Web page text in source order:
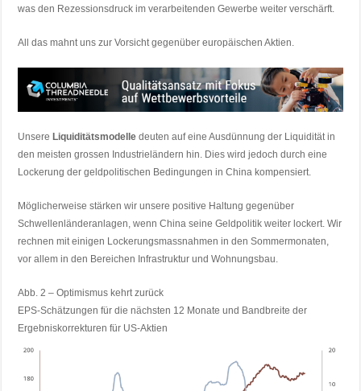
was den Rezessionsdruck im verarbeitenden Gewerbe weiter verschärft.
All das mahnt uns zur Vorsicht gegenüber europäischen Aktien.
Unsere Liquiditätsmodelledeuten auf eine Ausdünnung der Liquidität in
den meisten grossen Industrieländern hin. Dies wird jedoch durch eine
Lockerung der geldpolitischen Bedingungen in China kompensiert.
Möglicherweise stärken wir unsere positive Haltung gegenüber
Schwellenländeranlagen, wenn China seine Geldpolitik weiter lockert. Wir
rechnen mit einigen Lockerungsmassnahmen in den Sommermonaten,
vor allem in den Bereichen Infrastruktur und Wohnungsbau.
Abb. 2 – Optimismus kehrt zurück
EPS-Schätzungen für die nächsten 12 Monate und Bandbreite der
Ergebniskorrekturen für US-Aktien